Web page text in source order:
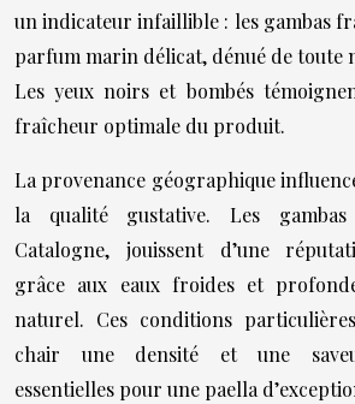
un indicateur infaillible : les gambas
parfum marin délicat, dénué de toute
Les yeux noirs et bombés
fraîcheur optimale du produit.
La provenance géographique
la qualité gustative. Les
Catalogne, jouissent d’une
grâce aux eaux froides et
naturel. Ces conditions
chair une densité et une
essentielles pour une paella